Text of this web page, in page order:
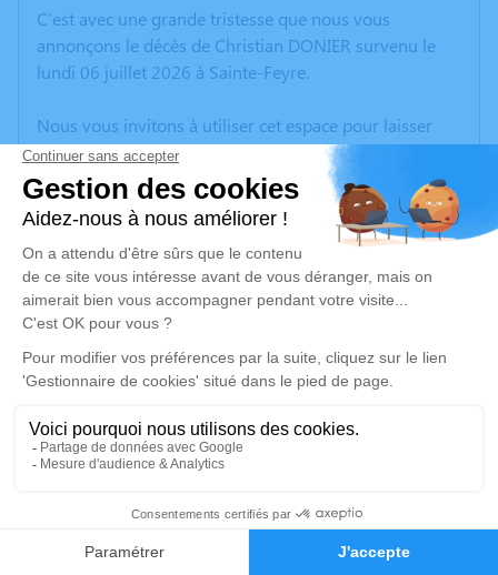
Faire-part Hommages
C’est avec une grande tristesse que nous vous
annonçons le décès de Christian DONIER survenu le
lundi 06 juillet 2026 à Sainte-Feyre.
Nous vous invitons à utiliser cet espace pour laisser
vos condoléances, partager des photos souvenirs, une
anecdote ou exprimer vos pensées à travers des
poèmes ou des textes. Cet endroit est un lieu
d'expression dédié à honorer la mémoire de Christian
DONIER.
Un service de plantation d’arbre hommage est
disponible ici.
Je rends hommage
Cérémonie religieuse
Eglise Saint-Julien d'Azat-Châtenet
23210 Azat-Châtenet